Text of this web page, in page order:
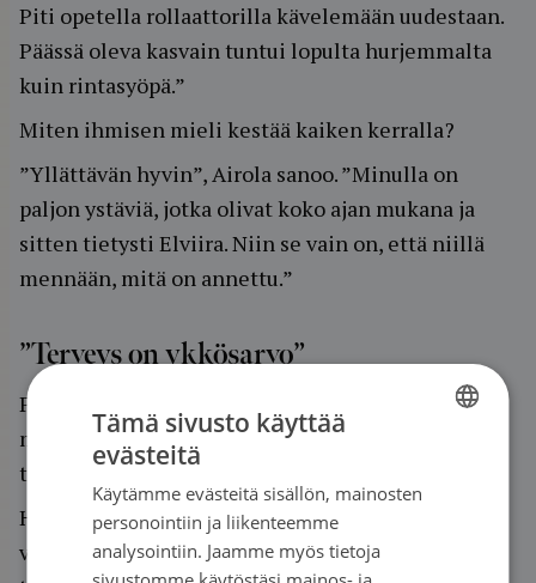
Piti opetella rollaattorilla kävelemään uudestaan.
Päässä oleva kasvain tuntui lopulta hurjemmalta
kuin rintasyöpä.”
Miten ihmisen mieli kestää kaiken kerralla?
”Yllättävän hyvin”, Airola sanoo. ”Minulla on
paljon ystäviä, jotka olivat koko ajan mukana ja
sitten tietysti Elviira. Niin se vain on, että niillä
mennään, mitä on annettu.”
”Terveys on ykkösarvo”
Parin vuoden takaiset sairastumiset ovat
muuttaneet Airolan suhtautumista työhön ja
terveyteen.
Hän työskentelee uravalmentajana koulutus- ja
valmennusalan yrityksessä. Vaikka hän pitää
SWEDISH
Tämä sivusto käyttää
evästeitä
Käytämme evästeitä sisällön, mainosten
personointiin ja liikenteemme
analysointiin. Jaamme myös tietoja